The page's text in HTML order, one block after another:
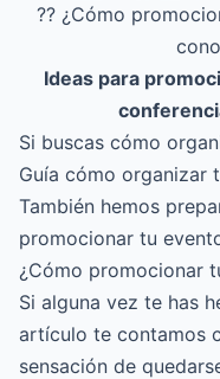
?? ¿Cómo
Ideas para
Si buscas cómo
Guía cómo organizar
También hemos
promocionar tu
¿Cómo promocionar
Si alguna vez te has
artículo te contamos
sensación de